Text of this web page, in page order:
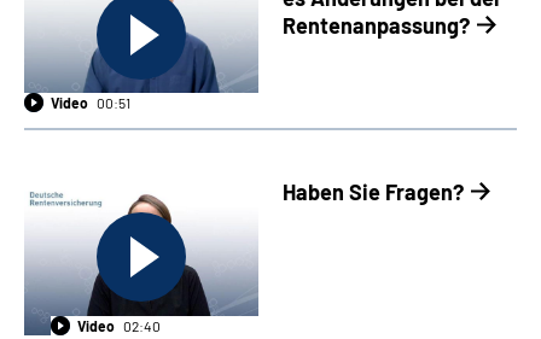
Rentenanpassung?
Video 00:51
Haben Sie Fragen?
Video 02:40